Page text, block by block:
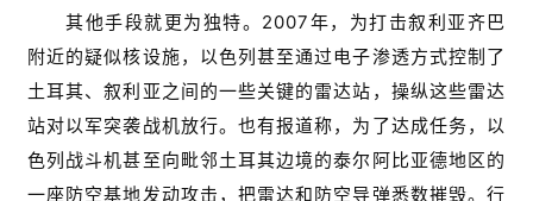
其他手段就更为独特。2007年，为打击叙利亚齐巴
附近的疑似核设施，以色列甚至通过电子渗透方式控制了
土耳其、叙利亚之间的一些关键的雷达站，操纵这些雷达
站对以军突袭战机放行。也有报道称，为了达成任务，以
色列战斗机甚至向毗邻土耳其边境的泰尔阿比亚德地区的
一座防空基地发动攻击，把雷达和防空导弹悉数摧毁。行